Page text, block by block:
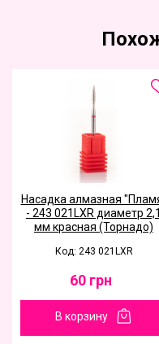
Насадка алмазная
- 243 021LXR диаметр 2,1
мм красная (Торнадо)
Код: 243 021LXR
60 грн
В корзину